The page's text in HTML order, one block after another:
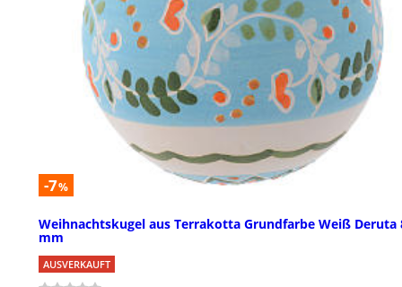
-7%
Weihnachtskugel aus Terrakotta Grundfarbe Weiß Deruta
mm
AUSVERKAUFT